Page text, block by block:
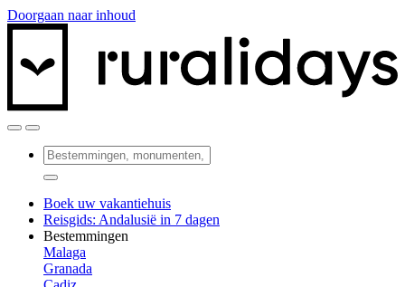
Doorgaan naar inhoud
Boek uw vakantiehuis
Reisgids: Andalusië in 7 dagen
Bestemmingen
Malaga
Granada